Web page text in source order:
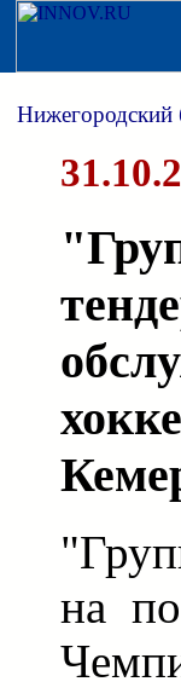
Нижегородский
на